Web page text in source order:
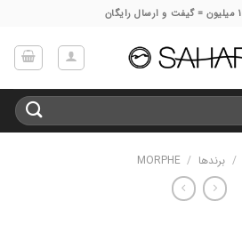
/ برندها /
MORPHE